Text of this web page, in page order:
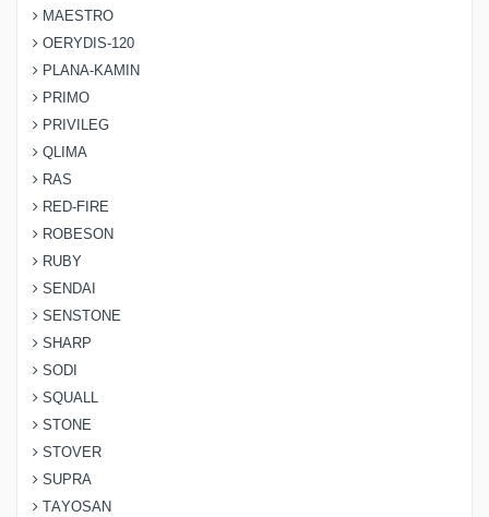
MAESTRO
OERYDIS-120
PLANA-KAMIN
PRIMO
PRIVILEG
QLIMA
RAS
RED-FIRE
ROBESON
RUBY
SENDAI
SENSTONE
SHARP
SODI
SQUALL
STONE
STOVER
SUPRA
TAYOSAN